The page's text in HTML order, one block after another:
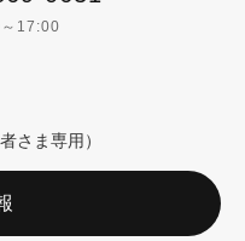
17:00
さま専用）